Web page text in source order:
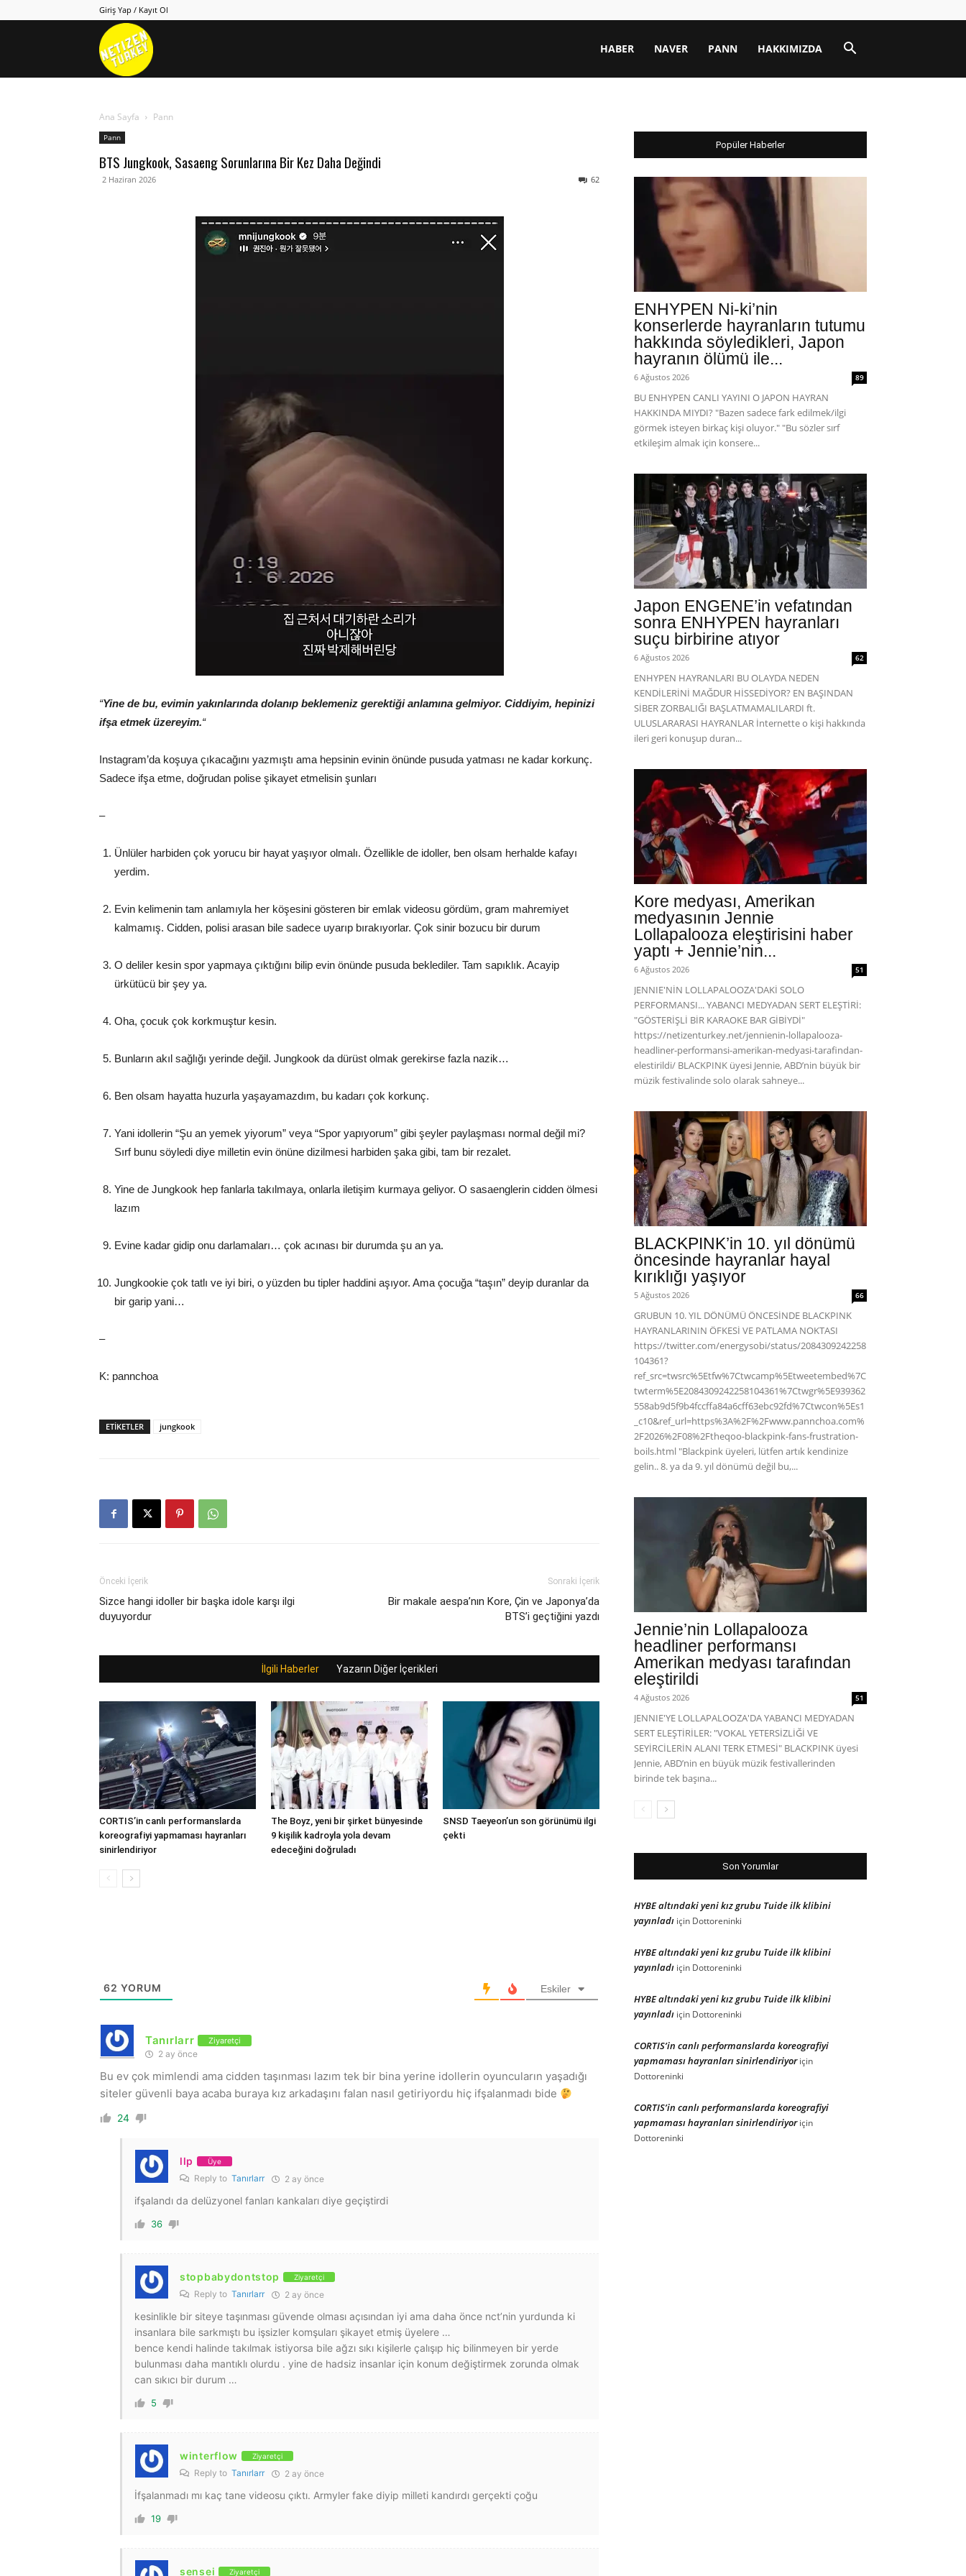
Giriş Yap / Kayıt Ol
Netizen HABER NAVER PANN HAKKIMIZDA
Ana Sayfa Pann
Pann
BTS Jungkook, Sasaeng Sorunlarına Bir Kez Daha Değindi
2 Haziran 2026 62
“Yine de bu, evimin yakınlarında dolanıp beklemeniz gerektiği anlamına gelmiyor. Ciddiyim, hepinizi
ifşa etmek üzereyim.“
Instagram’da koşuya çıkacağını yazmıştı ama hepsinin evinin önünde pusuda yatması ne kadar korkunç.
Sadece ifşa etme, doğrudan polise şikayet etmelisin şunları
–
Ünlüler harbiden çok yorucu bir hayat yaşıyor olmalı. Özellikle de idoller, ben olsam herhalde kafayı
yerdim.
Evin kelimenin tam anlamıyla her köşesini gösteren bir emlak videosu gördüm, gram mahremiyet
kalmamış. Cidden, polisi arasan bile sadece uyarıp bırakıyorlar. Çok sinir bozucu bir durum
O deliler kesin spor yapmaya çıktığını bilip evin önünde pusuda beklediler. Tam sapıklık. Acayip
ürkütücü bir şey ya.
Oha, çocuk çok korkmuştur kesin.
Bunların akıl sağlığı yerinde değil. Jungkook da dürüst olmak gerekirse fazla nazik…
Ben olsam hayatta huzurla yaşayamazdım, bu kadarı çok korkunç.
Yani idollerin “Şu an yemek yiyorum” veya “Spor yapıyorum” gibi şeyler paylaşması normal değil mi?
Sırf bunu söyledi diye milletin evin önüne dizilmesi harbiden şaka gibi, tam bir rezalet.
Yine de Jungkook hep fanlarla takılmaya, onlarla iletişim kurmaya geliyor. O sasaenglerin cidden ölmesi
lazım
Evine kadar gidip onu darlamaları… çok acınası bir durumda şu an ya.
Jungkookie çok tatlı ve iyi biri, o yüzden bu tipler haddini aşıyor. Ama çocuğa “taşın” deyip duranlar da
bir garip yani…
–
K: pannchoa
ETIKETLER jungkook
Önceki İçerik
Sizce hangi idoller bir başka idole karşı ilgi
duyuyordur
Sonraki İçerik
Bir makale aespa’nın Kore, Çin ve Japonya’da
BTS’i geçtiğini yazdı
İlgili Haberler Yazarın Diğer İçerikleri
CORTIS’in canlı performanslarda
koreografiyi yapmaması hayranları
sinirlendiriyor
The Boyz, yeni bir şirket bünyesinde
9 kişilik kadroyla yola devam
edeceğini doğruladı
SNSD Taeyeon’un son görünümü ilgi
çekti
62 YORUM Eskiler
Tanırlarr Ziyaretçi
2 ay önce
Bu ev çok mimlendi ama cidden taşınması lazım tek bir bina yerine idollerin oyuncuların yaşadığı
siteler güvenli baya acaba buraya kız arkadaşını falan nasıl getiriyordu hiç ifşalanmadı bide
24
llp Üye
Reply to Tanırlarr 2 ay önce
ifşalandı da delüzyonel fanları kankaları diye geçiştirdi
36
stopbabydontstop Ziyaretçi
Reply to Tanırlarr 2 ay önce
kesinlikle bir siteye taşınması güvende olması açısından iyi ama daha önce nct’nin yurdunda ki
insanlara bile sarkmıştı bu işsizler komşuları şikayet etmiş üyelere …
bence kendi halinde takılmak istiyorsa bile ağzı sıkı kişilerle çalışıp hiç bilinmeyen bir yerde
bulunması daha mantıklı olurdu . yine de hadsiz insanlar için konum değiştirmek zorunda olmak
can sıkıcı bir durum …
5
winterflow Ziyaretçi
Reply to Tanırlarr 2 ay önce
İfşalanmadı mı kaç tane videosu çıktı. Armyler fake diyip milleti kandırdı gerçekti çoğu
19
sensei Ziyaretçi
Popüler Haberler
ENHYPEN Ni-ki’nin
konserlerde hayranların tutumu
hakkında söyledikleri, Japon
hayranın ölümü ile...
6 Ağustos 2026 89
BU ENHYPEN CANLI YAYINI O JAPON HAYRAN
HAKKINDA MIYDI? "Bazen sadece fark edilmek/ilgi
görmek isteyen birkaç kişi oluyor." "Bu sözler sırf
etkileşim almak için konsere...
Japon ENGENE’in vefatından
sonra ENHYPEN hayranları
suçu birbirine atıyor
6 Ağustos 2026 62
ENHYPEN HAYRANLARI BU OLAYDA NEDEN
KENDİLERİNİ MAĞDUR HİSSEDİYOR? EN BAŞINDAN
SİBER ZORBALIĞI BAŞLATMAMALILARDI ft.
ULUSLARARASI HAYRANLAR İnternette o kişi hakkında
ileri geri konuşup duran...
Kore medyası, Amerikan
medyasının Jennie
Lollapalooza eleştirisini haber
yaptı + Jennie’nin...
6 Ağustos 2026 51
JENNIE'NİN LOLLAPALOOZA'DAKİ SOLO
PERFORMANSI... YABANCI MEDYADAN SERT ELEŞTİRİ:
"GÖSTERİŞLİ BİR KARAOKE BAR GİBİYDİ"
https://netizenturkey.net/jennienin-lollapalooza-
headliner-performansi-amerikan-medyasi-tarafindan-
elestirildi/ BLACKPINK üyesi Jennie, ABD’nin büyük bir
müzik festivalinde solo olarak sahneye...
BLACKPINK’in 10. yıl dönümü
öncesinde hayranlar hayal
kırıklığı yaşıyor
5 Ağustos 2026 66
GRUBUN 10. YIL DÖNÜMÜ ÖNCESİNDE BLACKPINK
HAYRANLARININ ÖFKESİ VE PATLAMA NOKTASI
https://twitter.com/energysobi/status/2084309242258
104361?
ref_src=twsrc%5Etfw%7Ctwcamp%5Etweetembed%7C
twterm%5E2084309242258104361%7Ctwgr%5E939362
558ab9d5f9b4fccffa84a6cff63ebc92fd%7Ctwcon%5Es1
_c10&ref_url=https%3A%2F%2Fwww.pannchoa.com%
2F2026%2F08%2Ftheqoo-blackpink-fans-frustration-
boils.html "Blackpink üyeleri, lütfen artık kendinize
gelin.. 8. ya da 9. yıl dönümü değil bu,...
Jennie’nin Lollapalooza
headliner performansı
Amerikan medyası tarafından
eleştirildi
4 Ağustos 2026 51
JENNIE'YE LOLLAPALOOZA'DA YABANCI MEDYADAN
SERT ELEŞTİRİLER: "VOKAL YETERSİZLİĞİ VE
SEYİRCİLERİN ALANI TERK ETMESİ" BLACKPINK üyesi
Jennie, ABD’nin en büyük müzik festivallerinden
birinde tek başına...
Son Yorumlar
HYBE altındaki yeni kız grubu Tuide ilk klibini
yayınladı için Dottoreninki
HYBE altındaki yeni kız grubu Tuide ilk klibini
yayınladı için Dottoreninki
HYBE altındaki yeni kız grubu Tuide ilk klibini
yayınladı için Dottoreninki
CORTIS’in canlı performanslarda koreografiyi
yapmaması hayranları sinirlendiriyoriçin
Dottoreninki
CORTIS’in canlı performanslarda koreografiyi
yapmaması hayranları sinirlendiriyoriçin
Dottoreninki